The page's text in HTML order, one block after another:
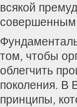
всякой
совершенным
том, чтобы
облегчить
поколения. В
принципы,